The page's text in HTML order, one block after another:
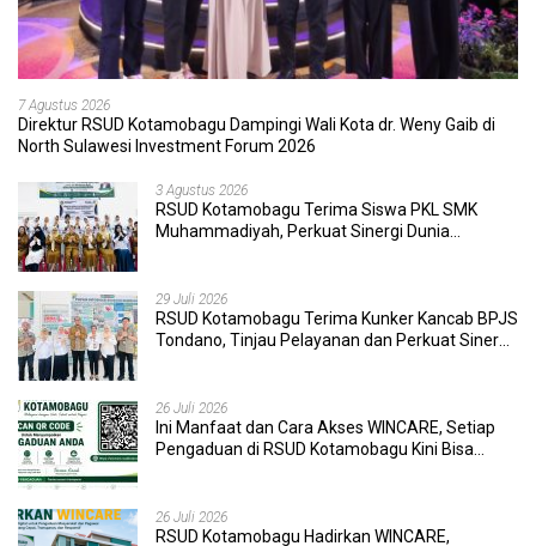
7 Agustus 2026
Direktur RSUD Kotamobagu Dampingi Wali Kota dr. Weny Gaib di
North Sulawesi Investment Forum 2026
3 Agustus 2026
RSUD Kotamobagu Terima Siswa PKL SMK
Muhammadiyah, Perkuat Sinergi Dunia
29 Juli 2026
RSUD Kotamobagu Terima Kunker Kancab BPJS
Tondano, Tinjau Pelayanan dan Perkuat Sinergi
26 Juli 2026
Ini Manfaat dan Cara Akses WINCARE, Setiap
Pengaduan di RSUD Kotamobagu Kini Bisa
26 Juli 2026
RSUD Kotamobagu Hadirkan WINCARE,